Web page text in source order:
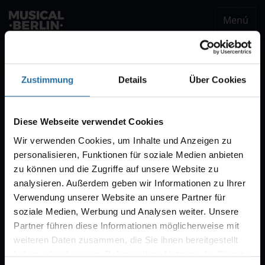
Zustimmung Details Über Cookies
Diese Webseite verwendet Cookies
Wir verwenden Cookies, um Inhalte und Anzeigen zu
personalisieren, Funktionen für soziale Medien anbieten
zu können und die Zugriffe auf unsere Website zu
analysieren. Außerdem geben wir Informationen zu Ihrer
Verwendung unserer Website an unsere Partner für
soziale Medien, Werbung und Analysen weiter. Unsere
Partner führen diese Informationen möglicherweise mit
weiteren Daten zusammen, die Sie ihnen bereitgestellt
haben oder die sie im Rahmen Ihrer Nutzung der Dienste
Menú
Estaremos encantados de enviarle un correo
entradas para "CABARET – Das Berlin-Musical".
Por regla general, la venta comienza con diez
semanas de antelación.